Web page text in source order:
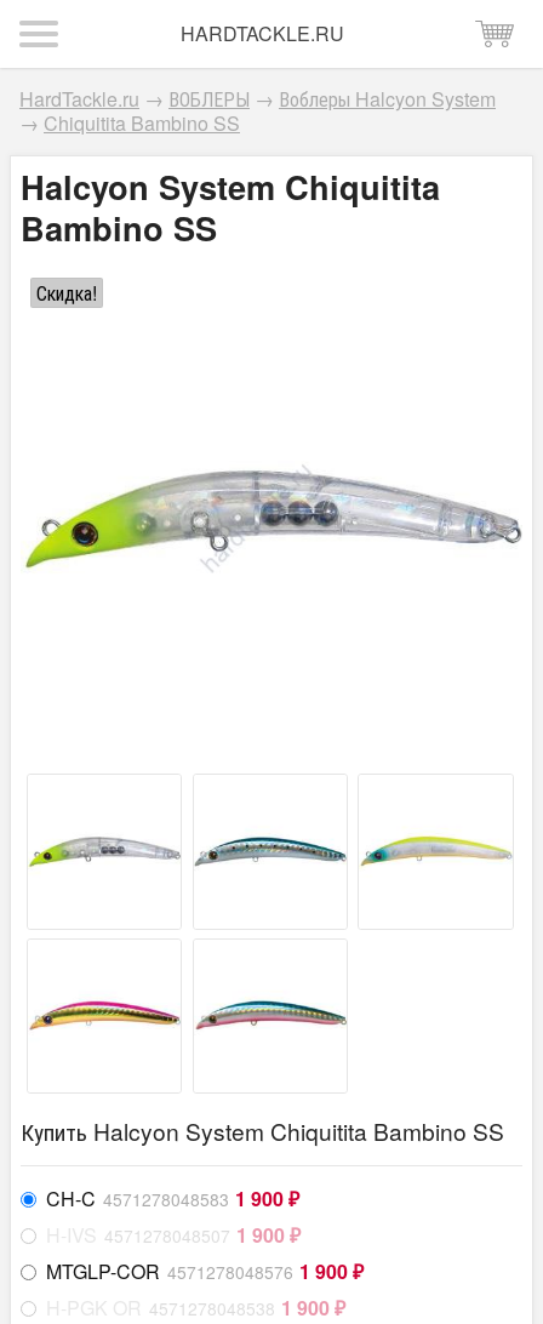
HARDTACKLE.RU
HardTackle.ru → ВОБЛЕРЫ → Воблеры Halcyon System
→ Chiquitita Bambino SS
Halcyon System Chiquitita
Bambino SS
Скидка!
Купить Halcyon System Chiquitita Bambino SS
CH-C 4571278048583 1 900₽
H-IVS 4571278048507 1 900₽
MTGLP-COR 4571278048576 1 900₽
H-PGK OR 4571278048538 1 900₽